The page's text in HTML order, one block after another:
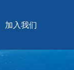
加入我们